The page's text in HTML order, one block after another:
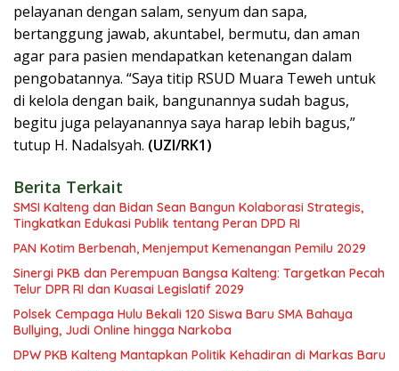
pelayanan dengan salam, senyum dan sapa,
bertanggung jawab, akuntabel, bermutu, dan aman
agar para pasien mendapatkan ketenangan dalam
pengobatannya. “Saya titip RSUD Muara Teweh untuk
di kelola dengan baik, bangunannya sudah bagus,
begitu juga pelayanannya saya harap lebih bagus,”
tutup H. Nadalsyah. (UZI/RK1)
Berita Terkait
SMSI Kalteng dan Bidan Sean Bangun Kolaborasi Strategis,
Tingkatkan Edukasi Publik tentang Peran DPD RI
PAN Kotim Berbenah, Menjemput Kemenangan Pemilu 2029
Sinergi PKB dan Perempuan Bangsa Kalteng: Targetkan Pecah
Telur DPR RI dan Kuasai Legislatif 2029
Polsek Cempaga Hulu Bekali 120 Siswa Baru SMA Bahaya
Bullying, Judi Online hingga Narkoba
DPW PKB Kalteng Mantapkan Politik Kehadiran di Markas Baru